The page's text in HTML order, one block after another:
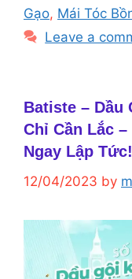
Gạo, Mái Tóc
Leave a
Batiste – Dầu
Chỉ Cần Lắc
Ngay Lập Tức!
12/04/2023 by